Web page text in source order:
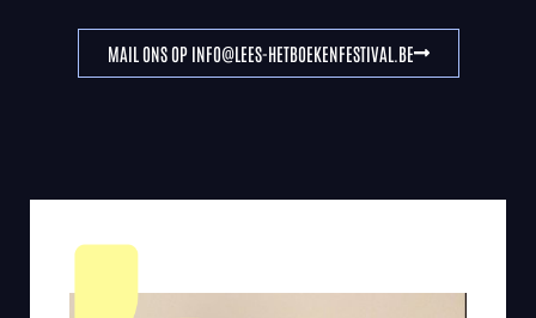
MAIL ONS OP INFO@LEES-HETBOEKENFESTIVAL.BE